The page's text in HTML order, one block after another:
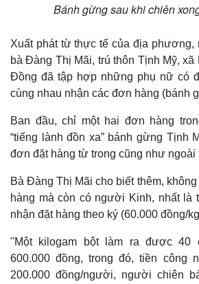
Bánh gừng sau khi chiên
Xuất phát từ thực tế của địa phương,
bà Đàng Thị Mãi, trú thôn Tịnh Mỹ, xã
Đồng đã tập hợp những phụ nữ có
cùng nhau nhận các đơn hàng (bánh
Ban đầu, chỉ một hai đơn hàng
“tiếng lành đồn xa” bánh gừng Tịnh
đơn đặt hàng từ trong cũng như ngoài
Bà Đàng Thị Mãi cho biết thêm,
hàng mà còn có người Kinh, nhất là
nhận đặt hàng theo ký (60.000 đồng/
"Một kilogam bột làm ra được 40
600.000 đồng, trong đó, tiền công
200.000 đồng/người, người chiên